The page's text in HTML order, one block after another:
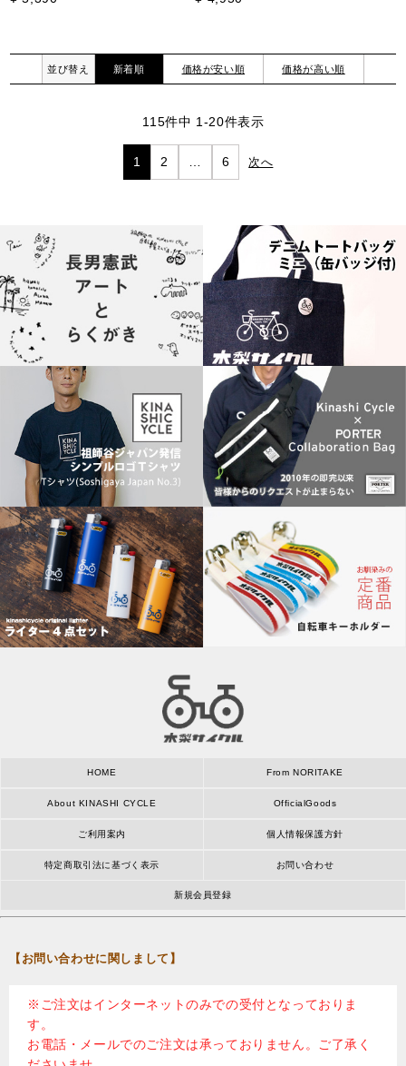
並び替え 新着順 価格が安い順 価格が高い順
115件中 1-20件表示
1 2 … 6
HOME From NORITAKE
About KINASHI CYCLE OfficialGoods
ご利用案内 個人情報保護方針
特定商取引法に基づく表示 お問い合わせ
新規会員登録
【お問い合わせに関しまして】
※ご注文はインターネットのみでの受付となっておりま
す。
お電話・メールでのご注文は承っておりません。ご了承く